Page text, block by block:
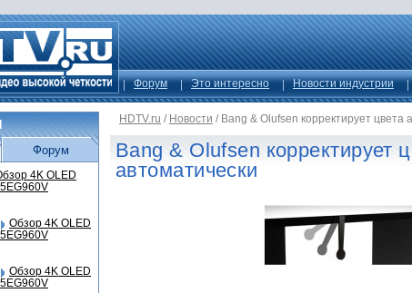
Форум Это интересно Новости индустрии
HDTV.ru / Новости / Bang & Olufsen корректирует цвета
Bang & Olufsen корректирует
автоматически
4K OLED
Обзор 4K OLED
Обзор 4K OLED
Форум